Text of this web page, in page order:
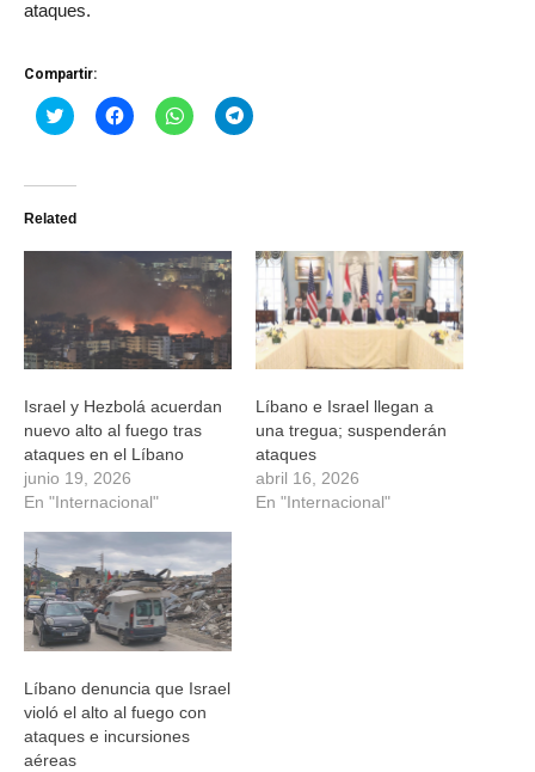
ataques.
Compartir:
Haz
clic
Twitter
abre
una
Haz
clic
una
ventana
nueva)
Haz
clic
una
ventana
nueva)
Haz
clic
una
ventana
nueva)
Related
Israel y Hezbolá acuerdan
nuevo alto al fuego tras
ataques en el Líbano
junio 19, 2026
En "Internacional"
Líbano e Israel llegan a
una tregua; suspenderán
ataques
abril 16, 2026
En "Internacional"
Líbano denuncia que Israel
violó el alto al fuego con
ataques e incursiones
aéreas